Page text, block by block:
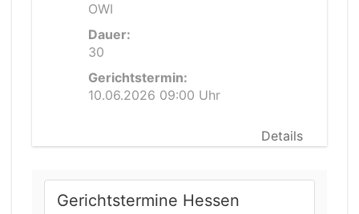
OWI
Dauer:
30
Gerichtstermin:
10.06.2026 09:00 Uhr
Details
Gerichtstermine Hessen